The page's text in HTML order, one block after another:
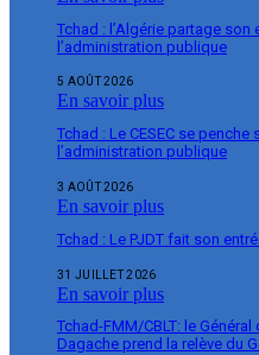
Tchad : l’Algérie partage
l’administration publique
5 AOÛT 2026
En savoir plus
Tchad : Le CESEC se
l’administration publique
3 AOÛT 2026
En savoir plus
Tchad : Le PJDT fait son
31 JUILLET 2026
En savoir plus
Tchad-FMM/CBLT: le
Dagache prend la relève du